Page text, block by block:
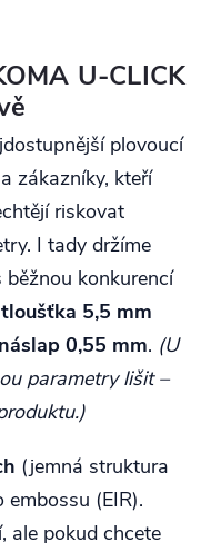
U-CLICK
plovoucí
zákazníky, kteří
riskovat
I tady držíme
konkurencí
5,5 mm
náslap 0,55 mm. (U
parametry lišit –
(jemná struktura
(EIR).
ale pokud chcete